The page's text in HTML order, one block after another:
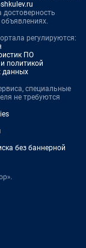
достоверность
регулируются:
ПО
политикой
данных
специальные
не требуются
без баннерной